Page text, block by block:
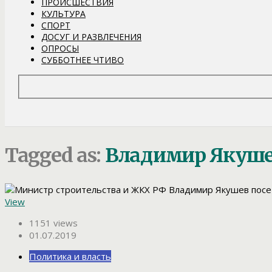
КУЛЬТУРА
СПОРТ
ДОСУГ И РАЗВЛЕЧЕНИЯ
ОПРОСЫ
СУББОТНЕЕ ЧТИВО
Tagged as: Владимир
View
1151 views
01.07.2019
Политика и власть